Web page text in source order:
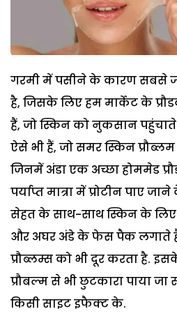
गरमी में पसीने के कारण सबसे
है, जिसके लिए हम मार्केट के
हैं, जो स्किन को नुकसान
ऐसे भी हैं, जो समर स्किन
जिनमें अंडा एक अच्छा होममेड
पर्याप्त मात्रा में प्रोटीन पाए
सेहत के साथ-साथ स्किन के
और अघर अंडे के फेस पैक लगाते
प्रौब्लम्स को भी दूर करता है.
प्रौबल्म से भी छुटकारा पाया
किसी साइट इफैक्ट के.